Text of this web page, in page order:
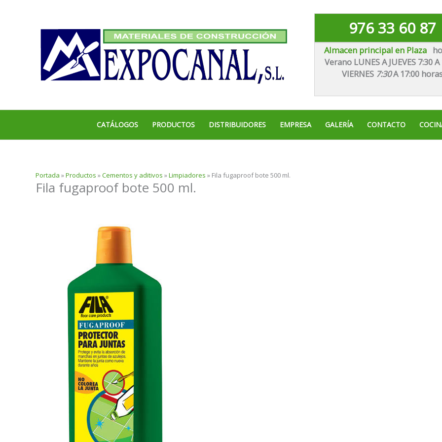
976 33 60 87
Almacen principal en Plaza
Verano LUNES A JUEVES 7:30 A
VIERNES 7:30A 17:00
CATÁLOGOS PRODUCTOS DISTRIBUIDORES EMPRESA GALERÍA CONTACTO
Portada »Productos »Cementos y aditivos »Limpiadores » Fila fugaproof bote 500 ml.
Fila fugaproof bote 500 ml.